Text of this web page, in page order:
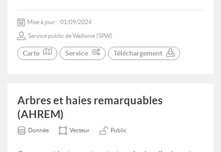
Mise à jour: 01/09/2024
Service public de Wallonie (SPW)
Carte Service Téléchargement
Arbres et haies remarquables
(AHREM)
Donnée Vecteur Public